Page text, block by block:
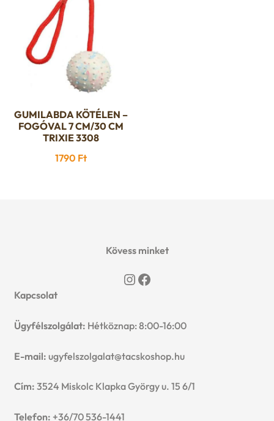
GUMILABDA KÖTÉLEN –
FOGÓVAL 7 CM/30 CM
TRIXIE 3308
1790 Ft
Kövess minket
Instagram
Facebook
Kapcsolat
Ügyfélszolgálat: Hétköznap: 8:00-16:00
E-mail: ugyfelszolgalat@tacskoshop.hu
Cím: 3524 Miskolc Klapka György u. 15 6/1
Telefon: +36/70 536-1441